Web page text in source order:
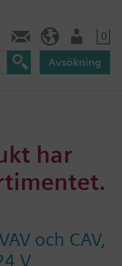
0
Avsökning
har
och CAV,
V